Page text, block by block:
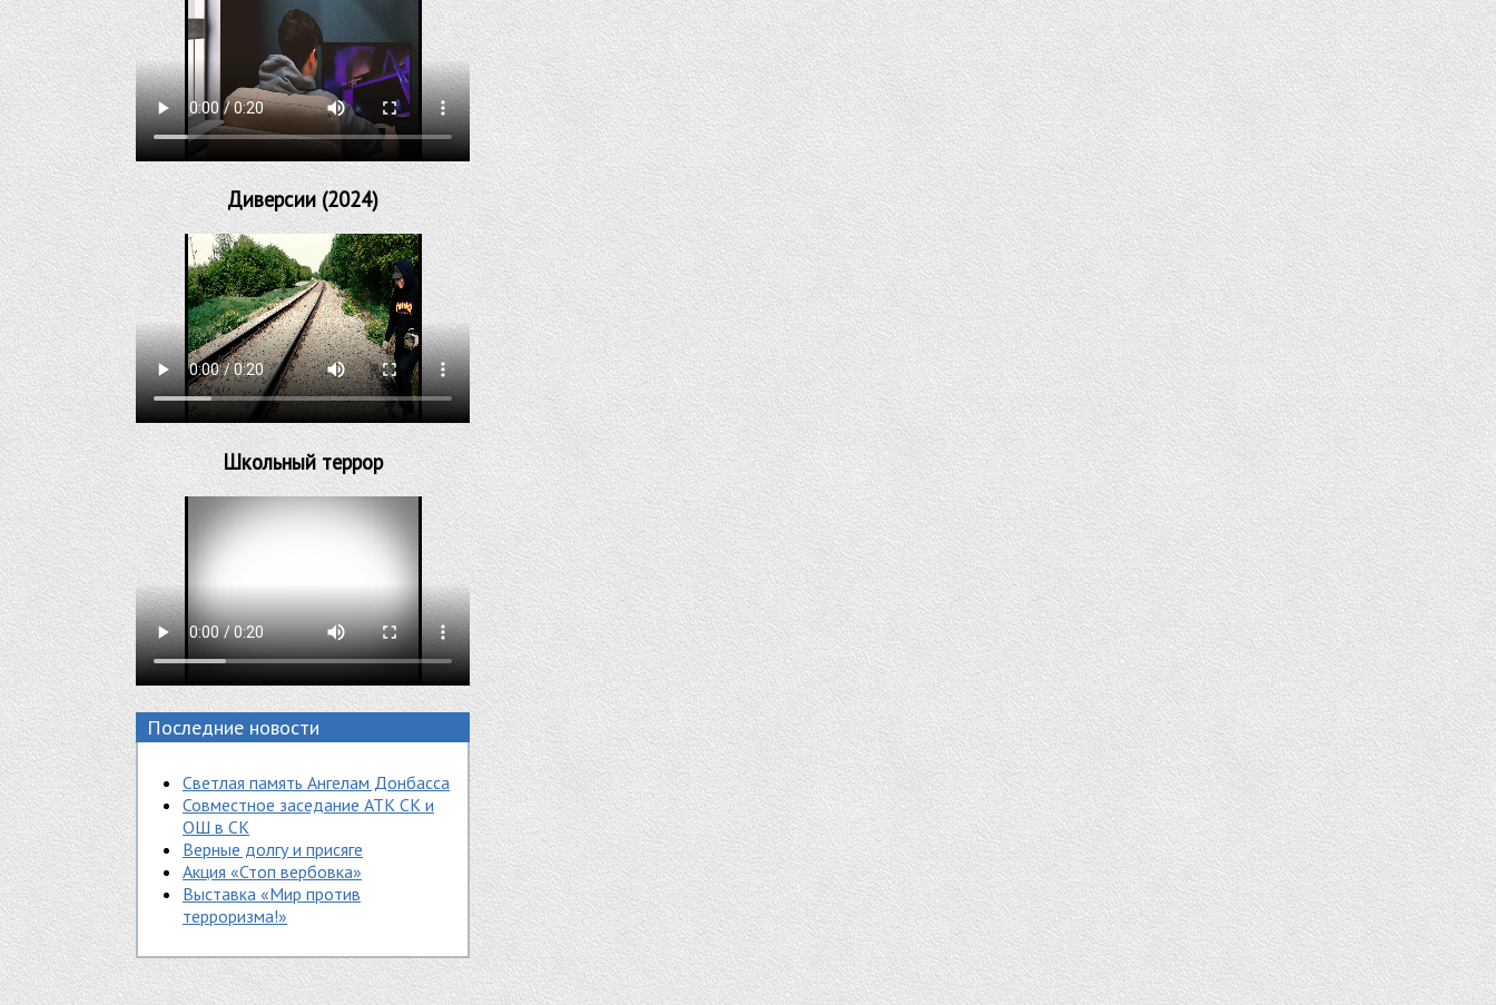
Диверсии (2024)
Школьный террор
Последние новости
Светлая память Ангелам Донбасса
Совместное заседание АТК СК и
ОШ в СК
Верные долгу и присяге
Акция «Стоп вербовка»
Выставка «Мир против
терроризма!»